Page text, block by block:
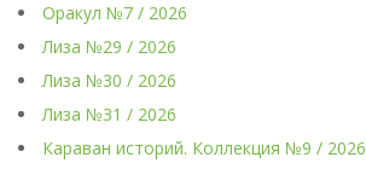
Оракул №7 / 2026
Лиза №29 / 2026
Лиза №30 / 2026
Лиза №31 / 2026
Караван историй. Коллекция №9 / 2026